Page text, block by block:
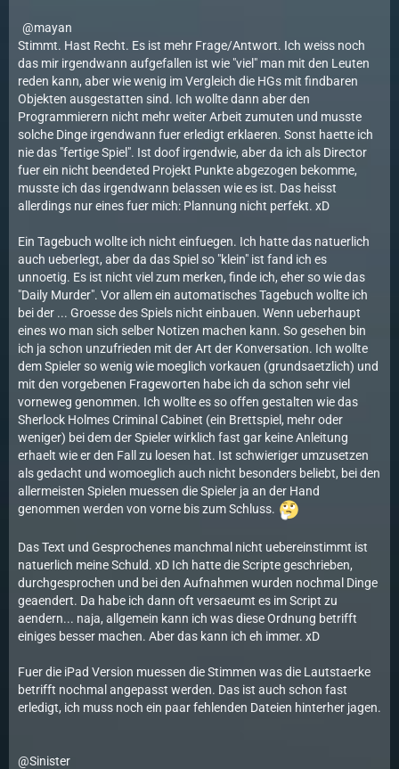
mayan
Stimmt. Hast Recht. Es ist mehr Frage/Antwort. Ich weiss noch
das mir irgendwann aufgefallen ist wie "viel" man mit den Leuten
reden kann, aber wie wenig im Vergleich die HGs mit findbaren
Objekten ausgestatten sind. Ich wollte dann aber den
Programmierern nicht mehr weiter Arbeit zumuten und musste
solche Dinge irgendwann fuer erledigt erklaeren. Sonst haette ich
nie das "fertige Spiel". Ist doof irgendwie, aber da ich als Director
fuer ein nicht beendeted Projekt Punkte abgezogen bekomme,
musste ich das irgendwann belassen wie es ist. Das heisst
allerdings nur eines fuer mich: Plannung nicht perfekt. xD
Ein Tagebuch wollte ich nicht einfuegen. Ich hatte das natuerlich
auch ueberlegt, aber da das Spiel so "klein" ist fand ich es
unnoetig. Es ist nicht viel zum merken, finde ich, eher so wie das
"Daily Murder". Vor allem ein automatisches Tagebuch wollte ich
bei der ... Groesse des Spiels nicht einbauen. Wenn ueberhaupt
eines wo man sich selber Notizen machen kann. So gesehen bin
ich ja schon unzufrieden mit der Art der Konversation. Ich wollte
dem Spieler so wenig wie moeglich vorkauen (grundsaetzlich) und
mit den vorgebenen Frageworten habe ich da schon sehr viel
vorneweg genommen. Ich wollte es so offen gestalten wie das
Sherlock Holmes Criminal Cabinet (ein Brettspiel, mehr oder
weniger) bei dem der Spieler wirklich fast gar keine Anleitung
erhaelt wie er den Fall zu loesen hat. Ist schwieriger umzusetzen
als gedacht und womoeglich auch nicht besonders beliebt, bei den
allermeisten Spielen muessen die Spieler ja an der Hand
genommen werden von vorne bis zum Schluss.
Das Text und Gesprochenes manchmal nicht uebereinstimmt ist
natuerlich meine Schuld. xD Ich hatte die Scripte geschrieben,
durchgesprochen und bei den Aufnahmen wurden nochmal Dinge
geaendert. Da habe ich dann oft versaeumt es im Script zu
aendern... naja, allgemein kann ich was diese Ordnung betrifft
einiges besser machen. Aber das kann ich eh immer. xD
Fuer die iPad Version muessen die Stimmen was die Lautstaerke
betrifft nochmal angepasst werden. Das ist auch schon fast
erledigt, ich muss noch ein paar fehlenden Dateien hinterher jagen.
@Sinister